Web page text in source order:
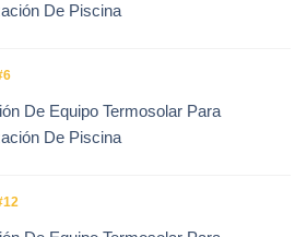
De Piscina
De Equipo Termosolar Para
De Piscina